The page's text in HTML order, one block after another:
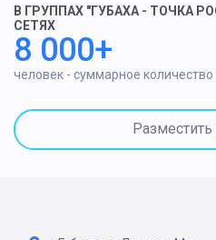
В ГРУППАХ "ГУБАХА - ТОЧКА
СЕТЯХ
8 000+
человек - суммарное